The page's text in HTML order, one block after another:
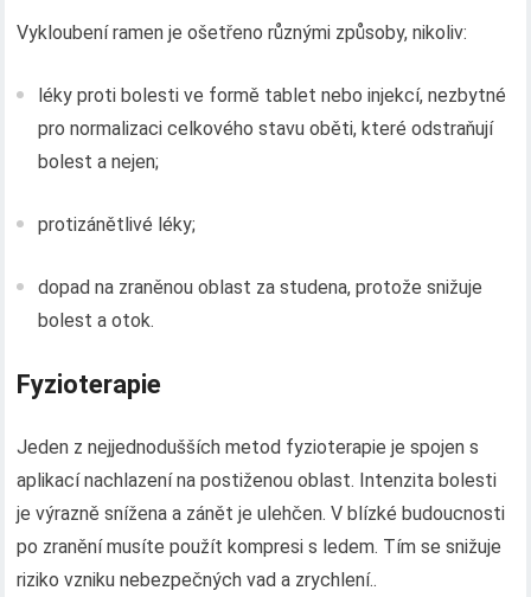
Vykloubení ramen je ošetřeno různými způsoby, nikoliv:
léky proti bolesti ve formě tablet nebo injekcí, nezbytné
pro normalizaci celkového stavu oběti, které odstraňují
bolest a nejen;
protizánětlivé léky;
dopad na zraněnou oblast za studena, protože snižuje
bolest a otok.
Fyzioterapie
Jeden z nejjednodušších metod fyzioterapie je spojen s
aplikací nachlazení na postiženou oblast. Intenzita bolesti
je výrazně snížena a zánět je ulehčen. V blízké budoucnosti
po zranění musíte použít kompresi s ledem. Tím se snižuje
riziko vzniku nebezpečných vad a zrychlení..